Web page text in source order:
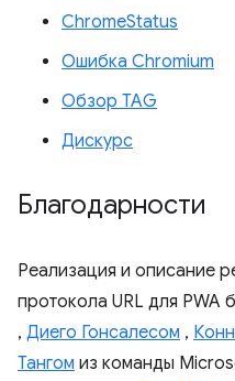
ChromeStatus
Ошибка Chromium
Обзор TAG
Дискурс
Благодарности
Реализация и описание
протокола URL для PWA
, Диего Гонсалесом ,
Тангом из команды